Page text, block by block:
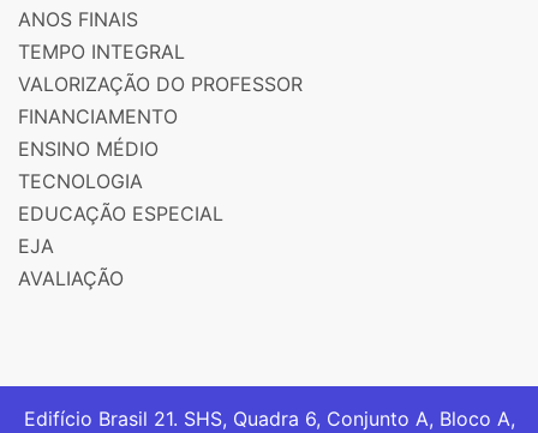
ANOS FINAIS
TEMPO INTEGRAL
VALORIZAÇÃO DO PROFESSOR
FINANCIAMENTO
ENSINO MÉDIO
TECNOLOGIA
EDUCAÇÃO ESPECIAL
EJA
AVALIAÇÃO
Edifício Brasil 21. SHS, Quadra 6, Conjunto A, Bloco A,